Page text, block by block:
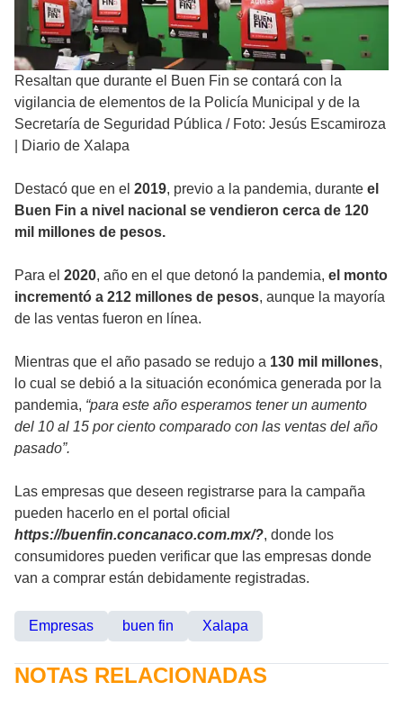
Resaltan que durante el Buen Fin se contará con la
vigilancia de elementos de la Policía Municipal y de la
Secretaría de Seguridad Pública / Foto: Jesús Escamiroza
| Diario de Xalapa
Destacó que en el 2019, previo a la pandemia, durante el
Buen Fin a nivel nacional se vendieron cerca de 120
mil millones de pesos.
Para el 2020, año en el que detonó la pandemia, el monto
incrementó a 212 millones de pesos, aunque la mayoría
de las ventas fueron en línea.
Mientras que el año pasado se redujo a 130 mil millones,
lo cual se debió a la situación económica generada por la
pandemia, “para este año esperamos tener un aumento
del 10 al 15 por ciento comparado con las ventas del año
pasado”.
Las empresas que deseen registrarse para la campaña
pueden hacerlo en el portal oficial
https://buenfin.concanaco.com.mx/?, donde los
consumidores pueden verificar que las empresas donde
van a comprar están debidamente registradas.
Empresas buen fin Xalapa
NOTAS RELACIONADAS